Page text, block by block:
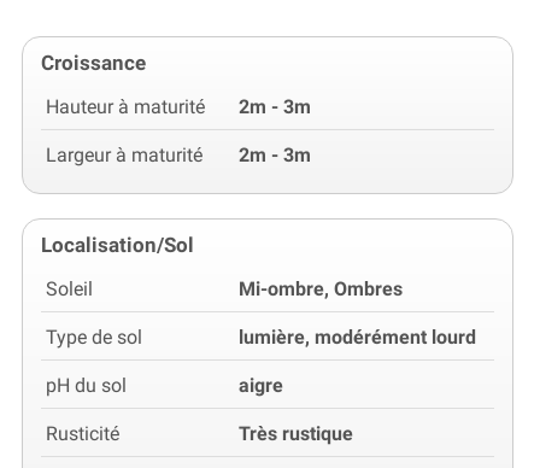
Croissance
Hauteur à maturité 2m - 3m
Largeur à maturité 2m - 3m
Localisation/Sol
Soleil Mi-ombre, Ombres
Type de sol lumière, modérément lourd
pH du sol aigre
Rusticité Très rustique